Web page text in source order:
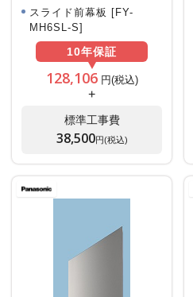
スライド前幕板 [FY-
MH6SL-S]
10年保証
128,106円(税込)
+
標準工事費
38,500円(税込)